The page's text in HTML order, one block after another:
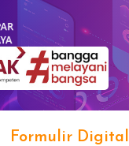
Formulir Digital